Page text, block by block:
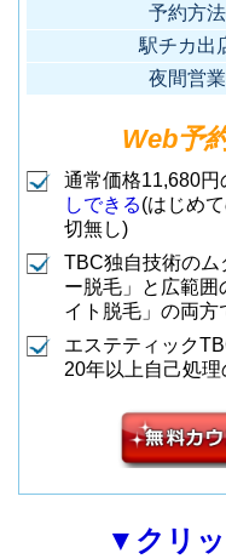
7
グランアキバ・
トリム店
8 銀座並木通り店
池袋南口店
北千住店
4 錦糸町店
予約方法
駅チカ出
夜間営業
Web予
通常価格11,680円
しできる(はじめ
切無し)
TBC独自技術のム
ー脱毛」と広範囲
イト脱毛」の両方
エステティック
20年以上自己処
▼クリ